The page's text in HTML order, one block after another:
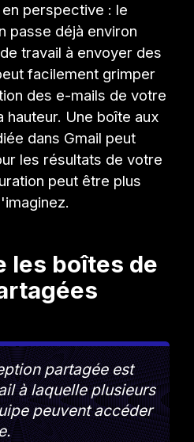
perspective : le
passe déjà environ
travail à envoyer des
facilement grimper
des e-mails de votre
hauteur. Une boîte aux
dans Gmail peut
les résultats de votre
peut être plus
les boîtes de
partagée est
à laquelle plusieurs
peuvent accéder